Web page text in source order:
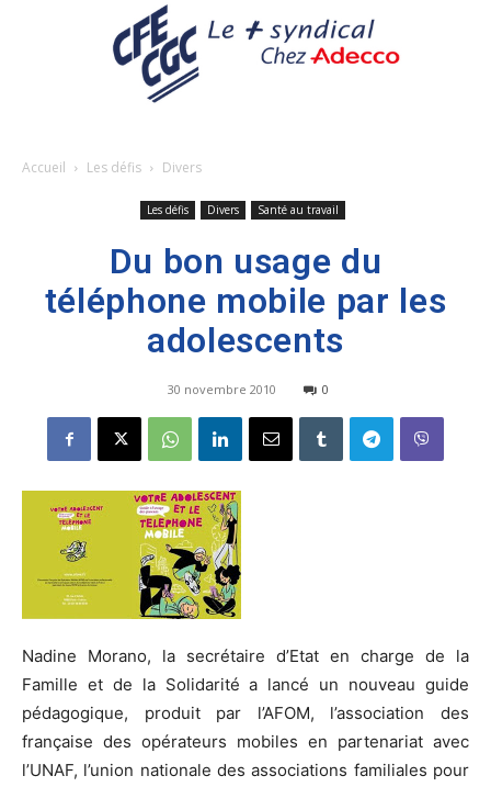
Accueil Les défis Divers
Les défis Divers Santé au travail
Du bon usage du
téléphone mobile par les
adolescents
30 novembre 2010 0
Nadine Morano, la secrétaire d’Etat en charge de la
Famille et de la Solidarité a lancé un nouveau guide
pédagogique, produit par l’AFOM, l’association des
française des opérateurs mobiles en partenariat avec
l’UNAF, l’union nationale des associations familiales pour